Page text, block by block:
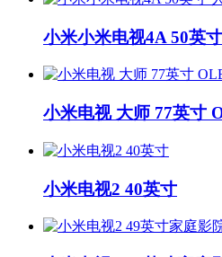
小米小米电视4A 50英
小米电视 大师 77英寸
小米电视2 40英寸